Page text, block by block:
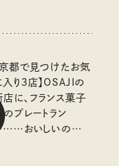
京都で見つけたお気
入り3店】OSAJIの
店に、フランス菓子
のプレートラン
……おいしいのんび